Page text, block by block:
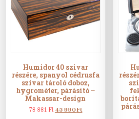
Humidor 40 szivar
részére, spanyol cédrusfa
szivar tároló doboz,
hygrométer, párásító –
Makassar-design
78 881Ft Original
45 990FtCurrent